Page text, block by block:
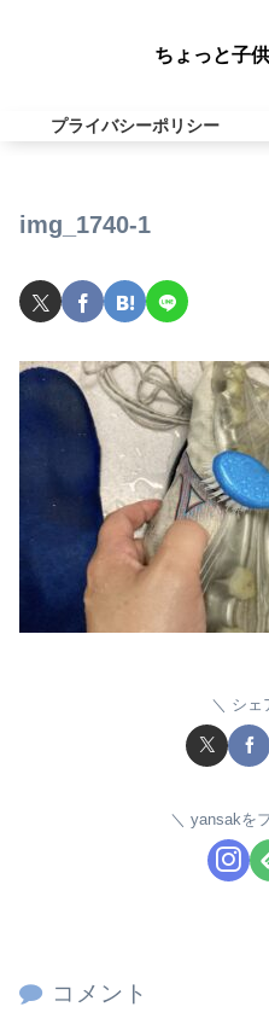
ちょっと子
プライバシーポリシー
img_1740-1
シェ
yansakを
コメント